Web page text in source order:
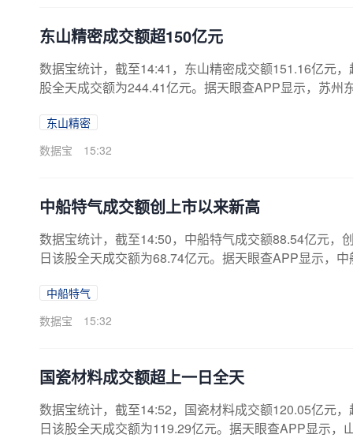
东山精密成交额超150亿元
数据宝统计，截至14:41，东山精密成交额151.16亿元
股全天成交额为244.41亿元。据天眼查APP显示，苏
东山精密
数据宝
15:32
中船特气成交额创上市以来新高
数据宝统计，截至14:50，中船特气成交额88.54亿元，
日该股全天成交额为68.74亿元。据天眼查APP显示，
中船特气
数据宝
15:32
国瓷材料成交额超上一日全天
数据宝统计，截至14:52，国瓷材料成交额120.05亿元
日该股全天成交额为119.29亿元。据天眼查APP显示